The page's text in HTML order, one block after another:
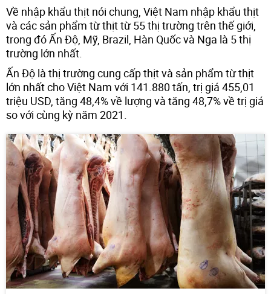
Về nhập khẩu thịt nói chung, Việt Nam nhập khẩu thịt
và các sản phẩm từ thịt từ 55 thị trường trên thế giới,
trong đó Ấn Độ, Mỹ, Brazil, Hàn Quốc và Nga là 5 thị
trường lớn nhất.
Ấn Độ là thị trường cung cấp thịt và sản phẩm từ thịt
lớn nhất cho Việt Nam với 141.880 tấn, trị giá 455,01
triệu USD, tăng 48,4% về lượng và tăng 48,7% về trị giá
so với cùng kỳ năm 2021.